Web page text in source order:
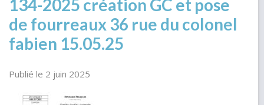
134-2025 création GC et pose
de fourreaux 36 rue du colonel
fabien 15.05.25
Publié le 2 juin 2025